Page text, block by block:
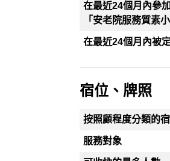
在最近24個月內參
「安老院服務質素
在最近24個月內被
宿位、牌照
按照顧程度分類的
服務對象